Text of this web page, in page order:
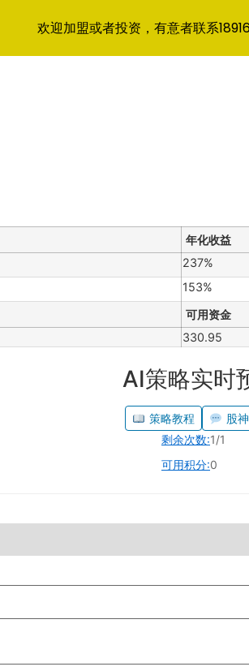
年化收益
237%
153%
可用资金
330.95
AI策略实时
策略教程
股
剩余次数:1/1
可用积分:0
欢迎加盟或者投资，有意者联系